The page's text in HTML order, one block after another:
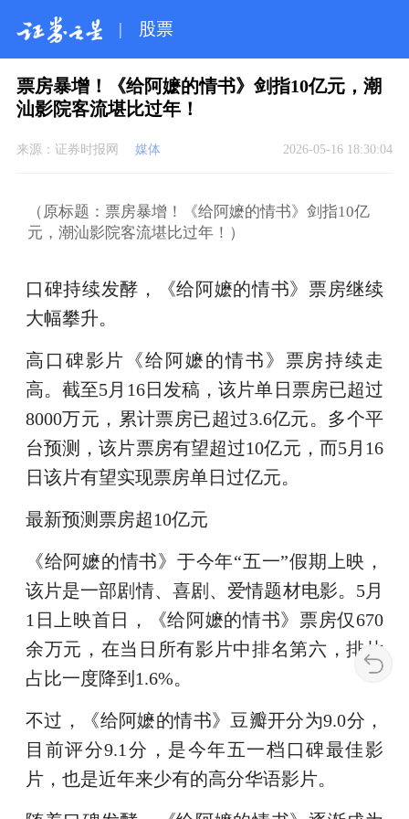
| 股票
票房暴增！《给阿嬷的情书》剑指10亿元，潮
汕影院客流堪比过年！
来源： 证券时报网 媒体 2026-05-16 18:30:04
（原标题：票房暴增！《给阿嬷的情书》剑指10亿
元，潮汕影院客流堪比过年！）
口碑持续发酵，《给阿嬷的情书》票房继续
大幅攀升。
高口碑影片《给阿嬷的情书》票房持续走
高。截至5月16日发稿，该片单日票房已超过
8000万元，累计票房已超过3.6亿元。多个平
台预测，该片票房有望超过10亿元，而5月16
日该片有望实现票房单日过亿元。
最新预测票房超10亿元
《给阿嬷的情书》于今年“五一”假期上映，
该片是一部剧情、喜剧、爱情题材电影。5月
1日上映首日，《给阿嬷的情书》票房仅670
余万元，在当日所有影片中排名第六，排片
占比一度降到1.6%。
不过，《给阿嬷的情书》豆瓣开分为9.0分，
目前评分9.1分，是今年五一档口碑最佳影
片，也是近年来少有的高分华语影片。